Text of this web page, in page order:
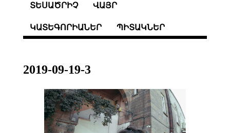
ՏԵՍԱԾՐԻՉ ՎԱՅՐ
ԿԱՏԵԳՈՐԻԱՆԵՐ ՊԻՏԱԿՆԵՐ
2019-09-19-3